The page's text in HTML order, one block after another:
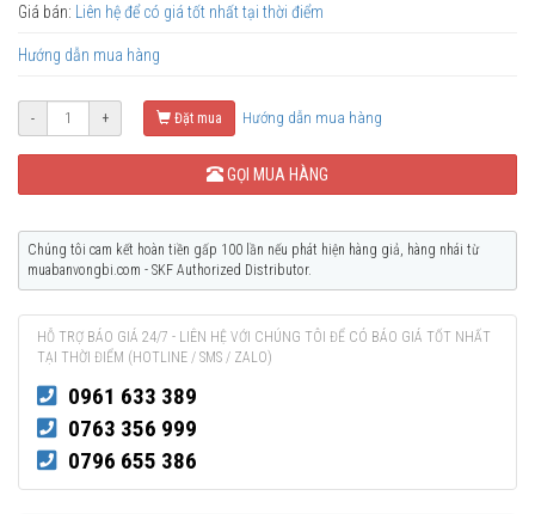
Giá bán: Liên hệ để có giá tốt nhất tại thời điểm
Hướng dẫn mua hàng
- + Đặt mua Hướng dẫn mua hàng
GỌI MUA HÀNG
Chúng tôi cam kết hoàn tiền gấp 100 lần nếu phát hiện hàng giả, hàng nhái từ
muabanvongbi.com - SKF Authorized Distributor.
HỖ TRỢ BÁO GIÁ 24/7 - LIÊN HỆ VỚI CHÚNG TÔI ĐỂ CÓ BÁO GIÁ TỐT NHẤT
TẠI THỜI ĐIỂM (HOTLINE / SMS / ZALO)
0961 633 389
0763 356 999
0796 655 386